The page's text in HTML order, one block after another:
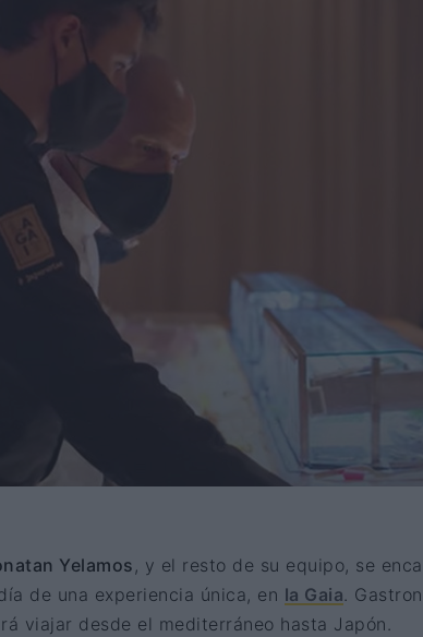
Yelamos , y el resto de su equipo, se
de una experiencia única, en la Gaia.
viajar desde el mediterráneo hasta Japón.